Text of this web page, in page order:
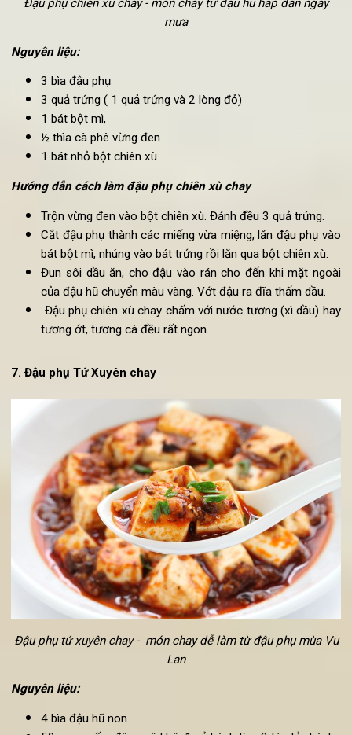
Đậu phụ chiên xù chay - món chay từ đậu hũ hấp dẫn ngày
mưa
3 bìa đậu phụ
3 quả trứng ( 1 quả trứng và 2 lòng đỏ)
½ thìa cà phê vừng đen
1 bát nhỏ bột chiên xù
Hướng dẫn cách làm đậu phụ chiên xù chay
Trộn vừng đen vào bột chiên xù. Đánh đều 3 quả trứng.
Cắt đậu phụ thành các miếng vừa miệng, lăn đậu phụ
bát bột mì, nhúng vào bát trứng rồi lăn qua bột chiên xù.
Đun sôi dầu ăn, cho đậu vào rán cho đến khi mặt
của đậu hũ chuyển màu vàng. Vớt đậu ra đĩa thấm dầu.
Đậu phụ chiên xù chay chấm với nước tương (xì dầu)
tương ớt, tương cà đều rất ngon.
7. Đậu phụ Tứ Xuyên chay